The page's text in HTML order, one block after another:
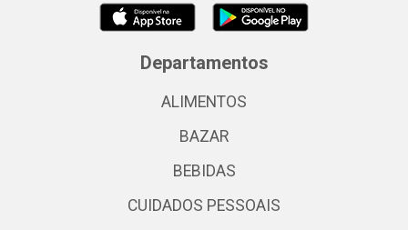
Departamentos
ALIMENTOS
BAZAR
BEBIDAS
CUIDADOS PESSOAIS